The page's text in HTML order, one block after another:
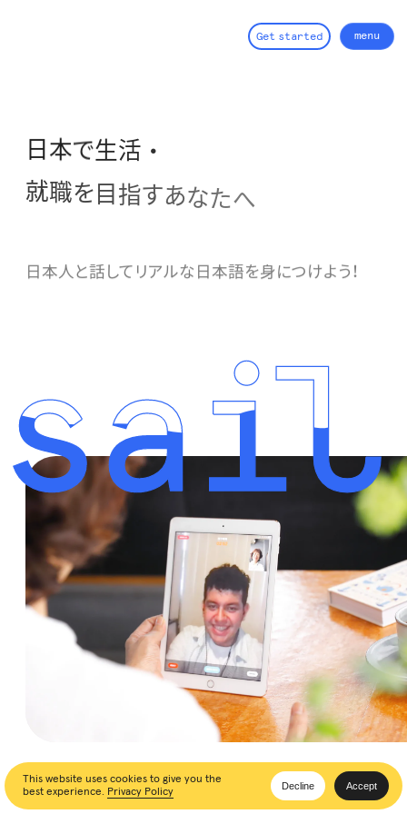
Get started
menu
close
日 本で生活 ・
就職を 目 指すあなた へ
日 本 人 と話 し て リア ルな 日 本語を身 につ け よ う ！
This website uses cookies to give you the
best experience. Privacy Policy
Decline Accept